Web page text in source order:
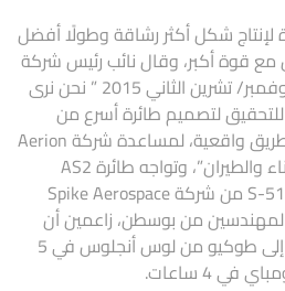
لإنتاج شكل أكثر رشاقة وطولًا أفضل
قوة أكبر، وقال نائب رئيس شركة
ايرباص كين ماكنزي في نوفمبر/ تشرين الثاني 2015 ” نحن نرى
لتصميم طائرة أسرع من
الصوت مع إنشاء خريطة طريق واقعية، لمساعدة شركة Aerion
على المضي قدمًا نحو البناء والطيران”، وتواجه طائرة AS2
منافسة من قبل طائرة S-512 من شركة Spike Aerospace
من بوسطن، زاعمين أن
طائرتهم يمكنها الوصول إلى طوكيو من لوس أنجلوس في 5
4 ساعات.